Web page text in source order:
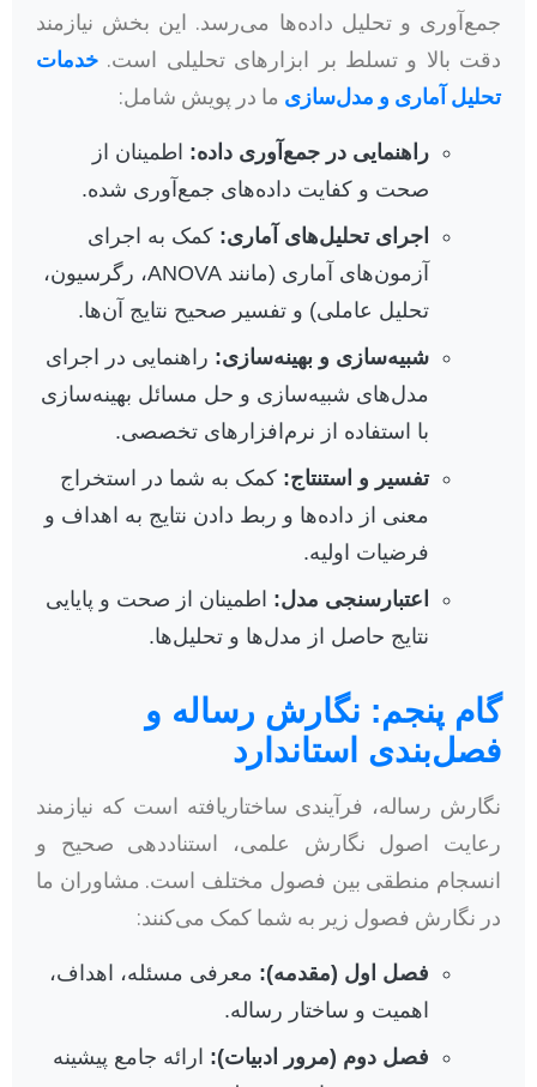
جمع‌آوری و تحلیل داده‌ها می‌رسد. این بخش نیازمند
دقت بالا و تسلط بر ابزارهای تحلیلی است. خدمات
تحلیل آماری و مدل‌سازی ما در پویش شامل:
راهنمایی در جمع‌آوری داده: اطمینان از
صحت و کفایت داده‌های جمع‌آوری شده.
اجرای تحلیل‌های آماری: کمک به اجرای
آزمون‌های آماری (مانند ANOVA، رگرسیون،
تحلیل عاملی) و تفسیر صحیح نتایج آن‌ها.
شبیه‌سازی و بهینه‌سازی: راهنمایی در اجرای
مدل‌های شبیه‌سازی و حل مسائل بهینه‌سازی
با استفاده از نرم‌افزارهای تخصصی.
تفسیر و استنتاج: کمک به شما در استخراج
معنی از داده‌ها و ربط دادن نتایج به اهداف و
فرضیات اولیه.
اعتبارسنجی مدل: اطمینان از صحت و پایایی
نتایج حاصل از مدل‌ها و تحلیل‌ها.
گام پنجم: نگارش رساله و
فصل‌بندی استاندارد
نگارش رساله، فرآیندی ساختاریافته است که نیازمند
رعایت اصول نگارش علمی، استناددهی صحیح و
انسجام منطقی بین فصول مختلف است. مشاوران ما
در نگارش فصول زیر به شما کمک می‌کنند:
فصل اول (مقدمه): معرفی مسئله، اهداف،
اهمیت و ساختار رساله.
فصل دوم (مرور ادبیات): ارائه جامع پیشینه